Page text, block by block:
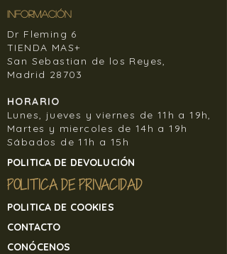
previo aviso.
Para devolver cualquier artículo de
nuestra tienda online contacte
enbanjulsisters@gmail.com
INFORMACIÓN
Dr Fleming 6
TIENDA MAS+
San Sebastian de los Reyes,
Madrid 28703
HORARIO
Lunes, jueves y viernes de 11h a 19h,
Martes y miercoles de 14h a 19h
Sábados de 11h a 15h
POLITICA DE DEVOLUCIÓN
POLITICA DE PRIVACIDAD
POLITICA DE COOKIES
CONTACTO
CONÓCENOS